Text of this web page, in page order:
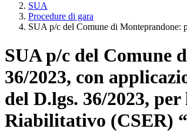
SUA
Procedure di gara
SUA p/c del Comune di Monteprandone:
SUA p/c del Comune
36/2023, con
del D.lgs. 36/2023,
Riabilitativo (CSER)